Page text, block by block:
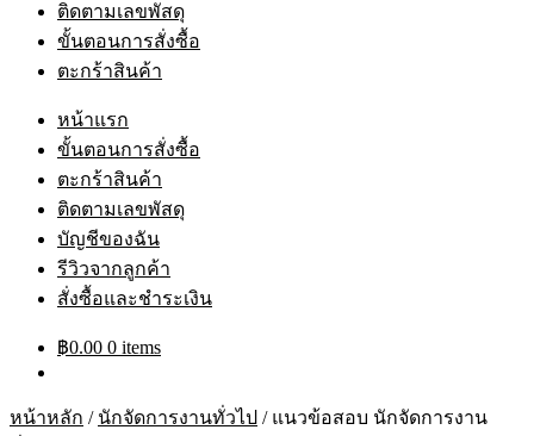
ติดตามเลขพัสดุ
ขั้นตอนการสั่งซื้อ
ตะกร้าสินค้า
หน้าแรก
ขั้นตอนการสั่งซื้อ
ตะกร้าสินค้า
ติดตามเลขพัสดุ
บัญชีของฉัน
รีวิวจากลูกค้า
สั่งซื้อและชำระเงิน
฿0.00 0 items
หน้าหลัก / นักจัดการงานทั่วไป / แนวข้อสอบ นักจัดการงาน